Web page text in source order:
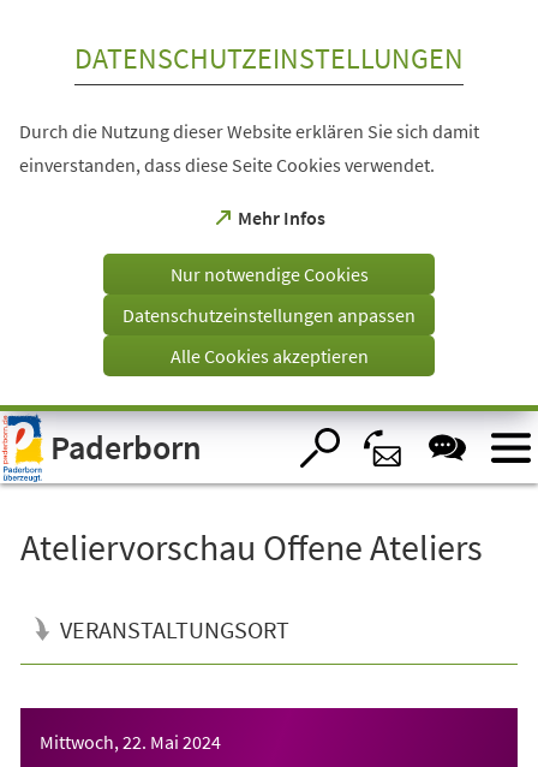
Visuelle
Assistenzsoftware
öffnen.
DATENSCHUTZEINSTELLUNGEN
Durch die Nutzung dieser Website erklären Sie sich damit
einverstanden, dass diese Seite Cookies verwendet.
Mehr Infos
(Öffnet
einem
Tab)
Nur notwendige Cookies
Datenschutzeinstellungen anpassen
Alle Cookies akzeptieren
Paderborn
Ateliervorschau Offene Ateliers
VERANSTALTUNGSORT
Mittwoch, 22. Mai 2024